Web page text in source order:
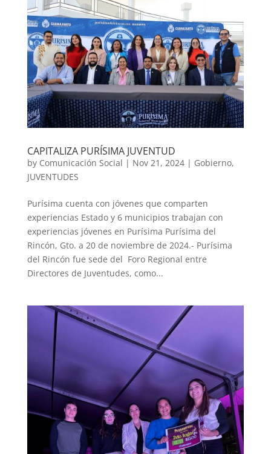
CAPITALIZA PURÍSIMA JUVENTUD
by Comunicación Social | Nov 21, 2024| Gobierno,
JUVENTUDES
Purísima cuenta con jóvenes que comparten
experiencias Estado y 6 municipios trabajan con
experiencias jóvenes en Purísima Purísima del
Rincón, Gto. a 20 de noviembre de 2024.- Purísima
del Rincón fue sede del Foro Regional entre
Directores de Juventudes, como...